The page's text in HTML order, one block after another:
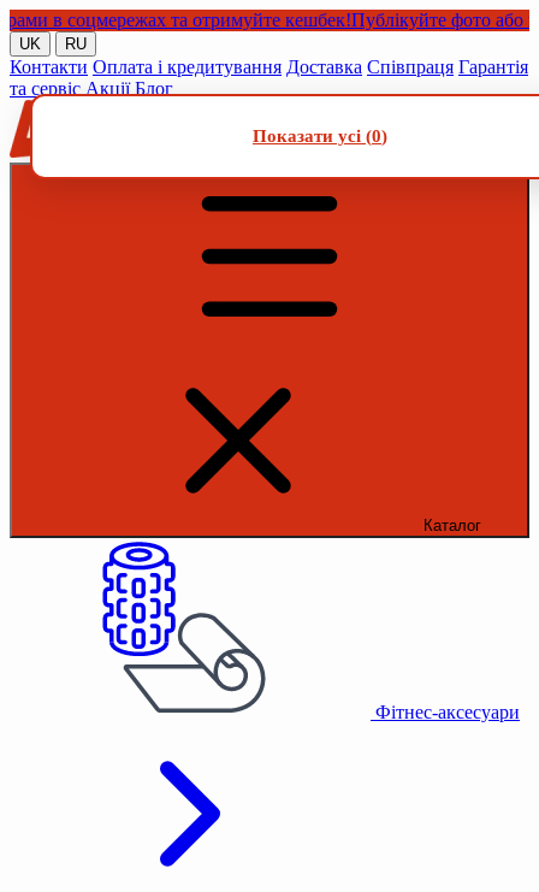
соцмережах та отримуйте кешбек!Публікуйте фото або
UK RU
Контакти Оплата і кредитування Доставка Співпраця Гарантія
та сервіс Акції Блог
Каталог
Фітнес-аксесуари
Показати усі (0)